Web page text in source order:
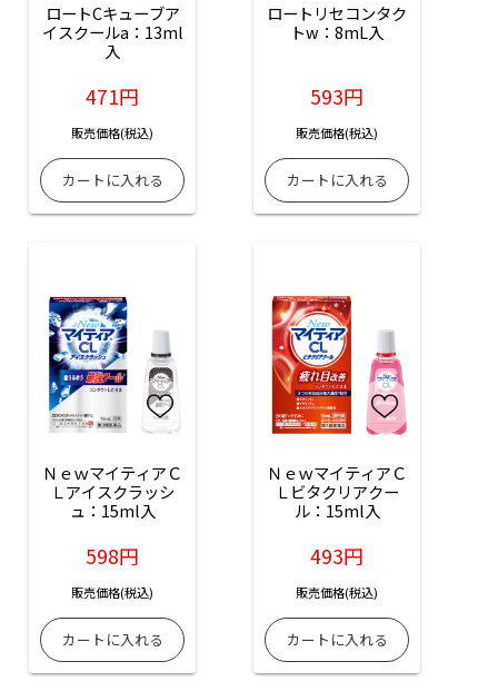
ロートCキューブア
イスクールa：13ml
入
471円
販売価格(税込)
ロートリセコンタク
トw：8mL入
593円
販売価格(税込)
ＮｅｗマイティアＣ
Ｌアイスクラッシ
ュ：15ml入
598円
販売価格(税込)
ＮｅｗマイティアＣ
Ｌビタクリアクー
ル：15ml入
493円
販売価格(税込)